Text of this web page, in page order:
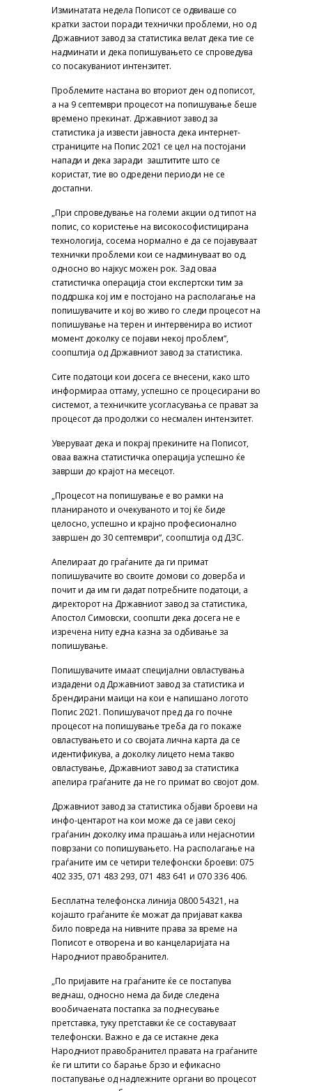
Изминатата недела Пописот се одвиваше со
кратки застои поради технички проблеми, но од
Државниот завод за статистика велат дека тие се
надминати и дека попишувањето се спроведува
со посакуваниот интензитет.
Проблемите настана во вториот ден од пописот,
а на 9 септември процесот на попишување беше
времено прекинат. Државниот завод за
статистика ја извести јавноста дека интернет-
страниците на Попис 2021 се цел на постојани
напади и дека заради заштитите што се
користат, тие во одредени периоди не се
достапни.
„При спроведување на големи акции од типот на
попис, со користење на високософистицирана
технологија, сосема нормално е да се појавуваат
технички проблеми кои се надминуваат во од,
односно во најкус можен рок. Зад оваа
статистичка операција стои експертски тим за
поддршка кој им е постојано на располагање на
попишувачите и кој во живо го следи процесот на
попишување на терен и интервенира во истиот
момент доколку се појави некој проблем“,
соопштија од Државниот завод за статистика.
Сите податоци кои досега се внесени, како што
информираа оттаму, успешно се процесирани во
системот, а техничките усогласувања се прават за
процесот да продолжи со несмален интензитет.
Уверуваат дека и покрај прекините на Пописот,
оваа важна статистичка операција успешно ќе
заврши до крајот на месецот.
„Процесот на попишување е во рамки на
планираното и очекуваното и тој ќе биде
целосно, успешно и крајно професионално
завршен до 30 септември“, соопштија од ДЗС.
Апелираат до граѓаните да ги примат
попишувачите во своите домови со доверба и
почит и да им ги дадат потребните податоци, а
директорот на Државниот завод за статистика,
Апостол Симовски, соопшти дека досега не е
изречена ниту една казна за одбивање за
попишување.
Попишувачите имаат специјални овластувања
издадени од Државниот завод за статистика и
брендирани маици на кои е напишано логото
Попис 2021. Попишувачот пред да го почне
процесот на попишување треба да го покаже
овластувањето и со својата лична карта да се
идентификува, а доколку лицето нема такво
овластување, Државниот завод за статистика
апелира граѓаните да не го примат во својот дом.
Државниот завод за статистика објави броеви на
инфо-центарот на кои може да се јави секој
граѓанин доколку има прашања или нејаснотии
поврзани со попишувањето. На располагање на
граѓаните им се четири телефонски броеви: 075
402 335, 071 483 293, 071 483 641 и 070 336 406.
Бесплатна телефонска линија 0800 54321, на
којашто граѓаните ќе можат да пријават каква
било повреда на нивните права за време на
Пописот е отворена и во канцеларијата на
Народниот правобранител.
„По пријавите на граѓаните ќе се постапува
веднаш, односно нема да биде следена
вообичаената постапка за поднесување
претставка, туку претставки ќе се составуваат
телефонски. Важно е да се истакне дека
Народниот правобранител правата на граѓаните
ќе ги штити со барање брзо и ефикасно
постапување од надлежните органи во процесот